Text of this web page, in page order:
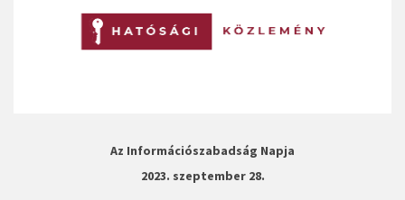
Az Információszabadság Napja
2023. szeptember 28.